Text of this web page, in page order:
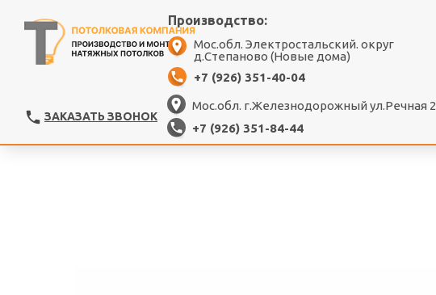
ЗАКАЗАТЬ ЗВОНОК
Мос.обл. Электростальский. округ
д.Степаново (Новые дома)
Мос.обл. г.Железнодорожный ул.Речная 2
Производство:
+7 (926) 351-40-04
+7 (926) 351-84-44